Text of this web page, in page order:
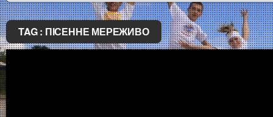
TAG : ПІСЕННЕ МЕРЕЖИВО